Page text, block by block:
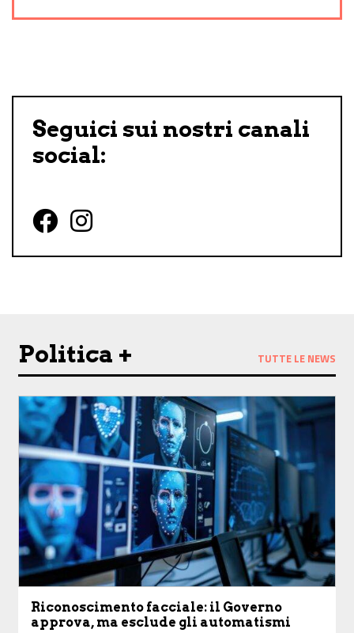
Seguici sui nostri canali
social:
Follow us on Facebook
Follow us on Instagram
Politica + TUTTE LE NEWS
Riconoscimento facciale: il Governo
approva, ma esclude gli automatismi